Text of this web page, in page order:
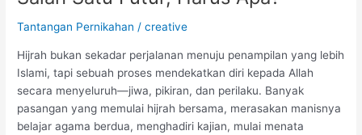
Tantangan Pernikahan /creative
Hijrah bukan sekadar perjalanan menuju penampilan yang lebih
Islami, tapi sebuah proses mendekatkan diri kepada Allah
secara menyeluruh—jiwa, pikiran, dan perilaku. Banyak
pasangan yang memulai hijrah bersama, merasakan manisnya
belajar agama berdua, menghadiri kajian, mulai menata
Pasangan:
Ketika
Satu
Futur,
Harus
Apa?